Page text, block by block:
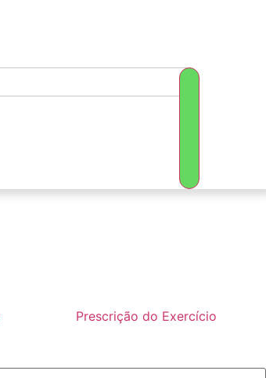
Prescrição do Exercício